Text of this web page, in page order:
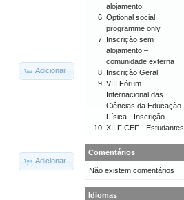
Adicionar
Adicionar
alojamento
Optional social
programme only
Inscrição sem
alojamento –
comunidade externa
Inscrição Geral
VIII Fórum
Internacional das
Ciências da Educação
Física - Inscrição
XII FICEF - Estudantes
Comentários
Não existem comentários
Idiomas